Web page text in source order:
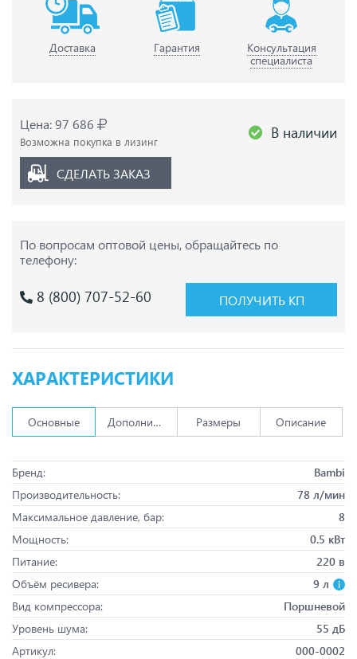
Доставка Гарантия
Консультация
специалиста
Цена: 97 686
Возможна покупка в лизинг В наличии
СДЕЛАТЬ ЗАКАЗ
По вопросам оптовой цены,обращайтесь по
телефону:
8 (800) 707-52-60 ПОЛУЧИТЬ КП
ХАРАКТЕРИСТИКИ
Основные Дополнительно Размеры Описание
Бренд:
Bambi
Производительность:
78 л/мин
Максимальное давление, бар:
8
Мощность:
0.5 кВт
Питание:
220 в
Объём ресивера:
9 л
Вид компрессора:
Поршневой
Уровень шума:
55 дБ
Артикул:
000-0002